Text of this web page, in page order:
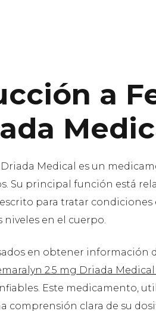
a
Driada Medical es un
Su principal función está
para tratar condiciones
en el cuerpo.
en obtener información
2.5 mg Driada
Este medicamento,
comprensión clara de su